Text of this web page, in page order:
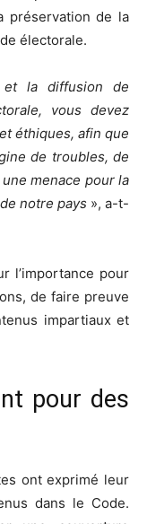
préservation de la
électorale.
et la diffusion de
vous devez
éthiques, afin que
de troubles, de
menace pour la
notre pays », a-t-
l’importance pour
de faire preuve
impartiaux et
pour des
ont exprimé leur
dans le Code.